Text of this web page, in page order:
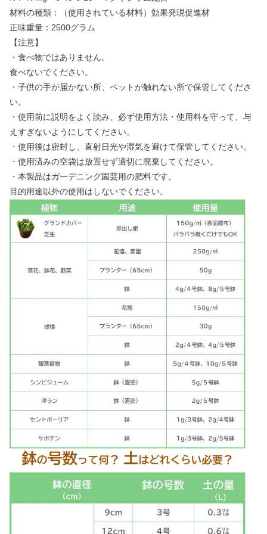
材料の種類：（使用されている材料）効果発現促進材
正味重量：2500グラム
【注意】
・食べ物ではありません。
食べないでください。
・子供の手が届かない所、ペットが触れない所で保管してくださ
い。
・使用前に説明をよく読み、必ず使用方法・使用料を守って、与
えすぎないようにしてください。
・使用後は密封し、直射日光や湿気を避けて保管してください。
・使用済みの空袋は放置せず適切に廃棄してください。
・本製品はガーデニング園芸用の肥料です。
目的用途以外の使用はしないでください。